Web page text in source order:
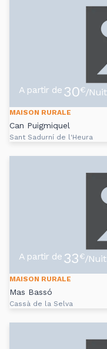
A partir de 30€/Nuit
MAISON RURALE
Can Puigmiquel
Sant Sadurní de l'Heura
A partir de 33€/Nuit
MAISON RURALE
Mas Bassó
Cassà de la Selva